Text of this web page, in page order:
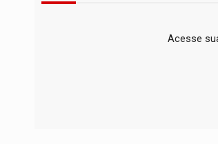
Acesse